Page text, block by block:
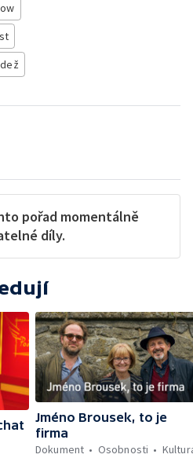
pořad momentálně
díly.
Jméno Brousek, to je
firma
Dokument
Osobnosti